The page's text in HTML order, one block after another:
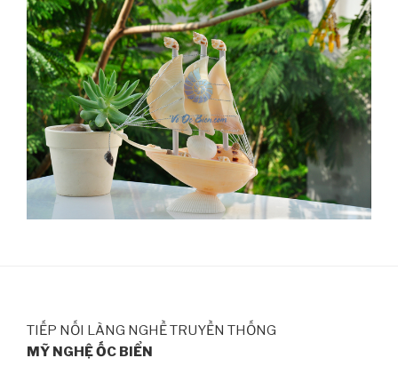
TIẾP NỐI LÀNG NGHỀ TRUYỀN THỐNG
MỸ NGHỆ ỐC BIỂN